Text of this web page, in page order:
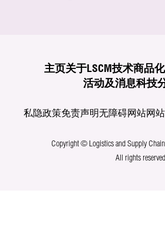
主页关于LSCM技术商品化
活动及消息科技
私隐政策免责声明无障碍网站网
Copyright © Logistics and Supply
All rights